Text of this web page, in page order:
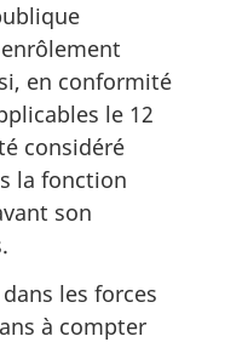
en conformité
le 12
considéré
la fonction
son
les forces
à compter